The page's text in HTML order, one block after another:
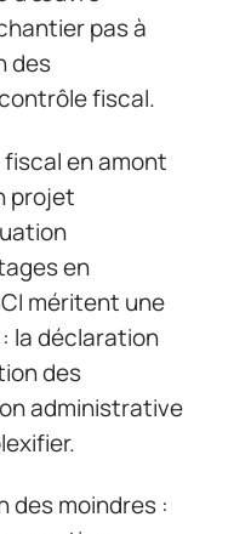
pas à
des
fiscal.
en amont
projet
en
méritent une
la déclaration
des
administrative
des moindres :